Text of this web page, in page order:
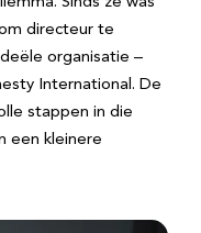
directeur te
organisatie –
International. De
stappen in die
een kleinere